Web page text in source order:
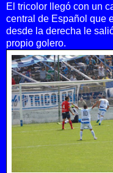
El tricolor llegó con un
central de Español que
desde la derecha le
propio golero.